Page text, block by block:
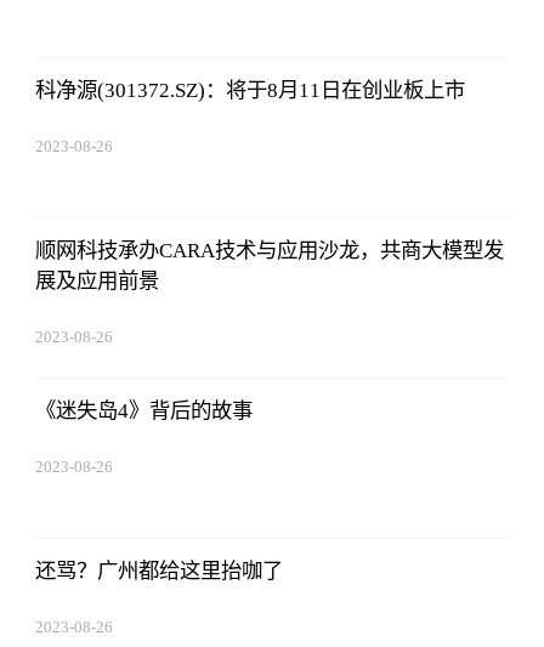
科净源(301372.SZ)：将于8月11日在创业板上市
2023-08-26
顺网科技承办CARA技术与应用沙龙，共商大模型发
展及应用前景
2023-08-26
《迷失岛4》背后的故事
2023-08-26
还骂？广州都给这里抬咖了
2023-08-26